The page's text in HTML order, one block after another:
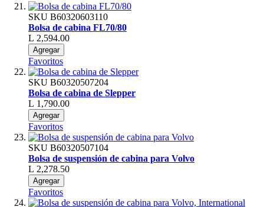
SKU B60320603110
Bolsa de cabina FL70/80
L 2,594.00
Agregar
Favoritos
SKU B60320507204
Bolsa de cabina de Slepper
L 1,790.00
Agregar
Favoritos
SKU B60320507104
Bolsa de suspensión de cabina para Volvo
L 2,278.50
Agregar
Favoritos